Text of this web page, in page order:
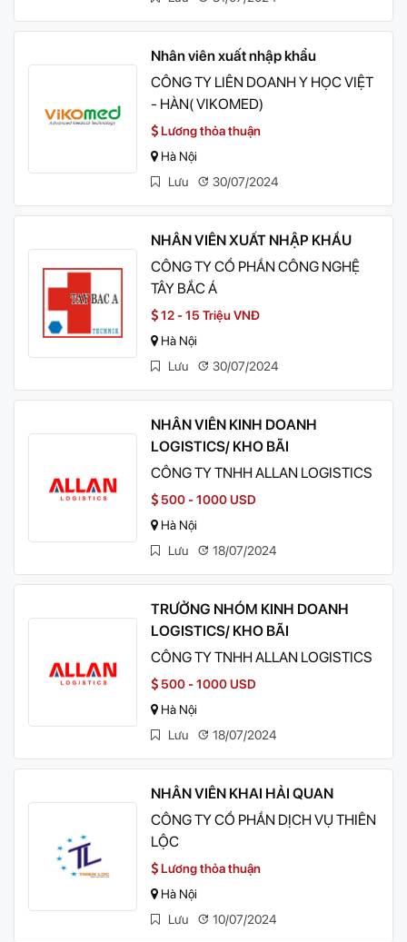
Nhân viên xuất nhập khẩu
CÔNG TY LIÊN DOANH Y HỌC VIỆT
- HÀN( VIKOMED)
Lương thỏa thuận
Hà Nội
Lưu
30/07/2024
NHÂN VIÊN XUẤT NHẬP KHẨU
CÔNG TY CỔ PHẦN CÔNG NGHỆ
TÂY BẮC Á
12 - 15 Triệu VNĐ
Hà Nội
Lưu
30/07/2024
NHÂN VIÊN KINH DOANH
LOGISTICS/ KHO BÃI
CÔNG TY TNHH ALLAN LOGISTICS
500 - 1000 USD
Hà Nội
Lưu
18/07/2024
TRƯỞNG NHÓM KINH DOANH
LOGISTICS/ KHO BÃI
CÔNG TY TNHH ALLAN LOGISTICS
500 - 1000 USD
Hà Nội
Lưu
18/07/2024
NHÂN VIÊN KHAI HẢI QUAN
CÔNG TY CỔ PHẦN DỊCH VỤ THIÊN
LỘC
Lương thỏa thuận
Hà Nội
Lưu
10/07/2024